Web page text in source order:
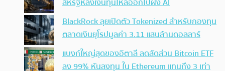
BlackRock ลุยเปิดตัว Tokenized สำหรับกองทุน
ตลาดเงินยุโรปมูลค่า 3.11 แสนล้านดอลลาร์
แบงก์ใหญ่สุดของอิตาลี ลดสัดส่วน Bitcoin ETF
ลง 99% หันลงทุน ใน Ethereum แทนถึง 3 เท่า